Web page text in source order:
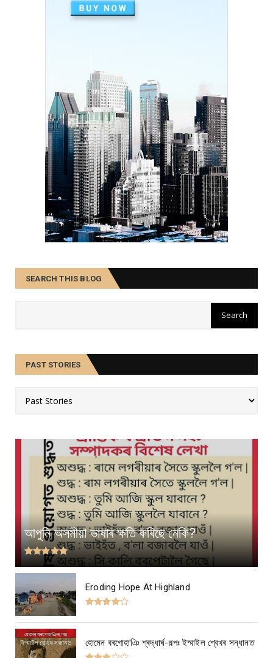
SOCIAL
SEARCH THIS BLOG
PAST STORIES
আপুনি অসমীয়া ভাষাৰ ক্ষতি কৰিছে নেকি?
Eroding Hope At Highland
হোমেন বৰগোহাঞি শ্ৰদ্ধাৰ্ঘ-গল্পঃ ইস্মাইল শ্বেখৰ সন্ধানত